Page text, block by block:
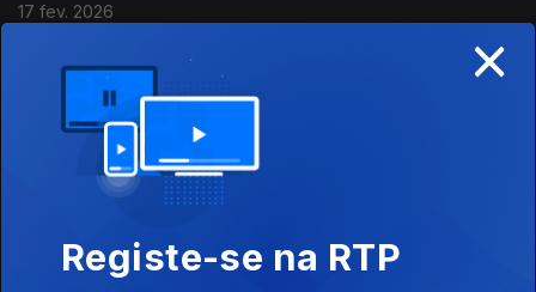
17 fev. 2026
Desenjoa #67 | L Is For The Way You Look At
12 fev. 2026
×
Registe-se na RTP